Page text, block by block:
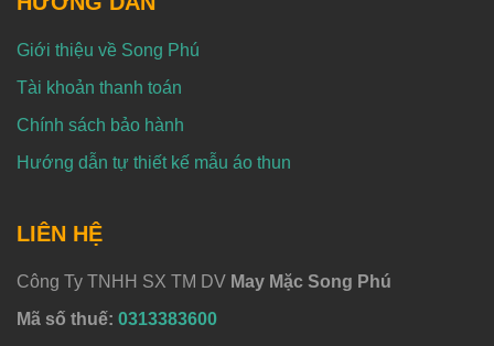
Giới thiệu về Song Phú
Tài khoản thanh toán
Chính sách bảo hành
Hướng dẫn tự thiết kế mẫu áo thun
LIÊN HỆ
Công Ty TNHH SX TM DV May Mặc Song Phú
Mã số thuế: 0313383600